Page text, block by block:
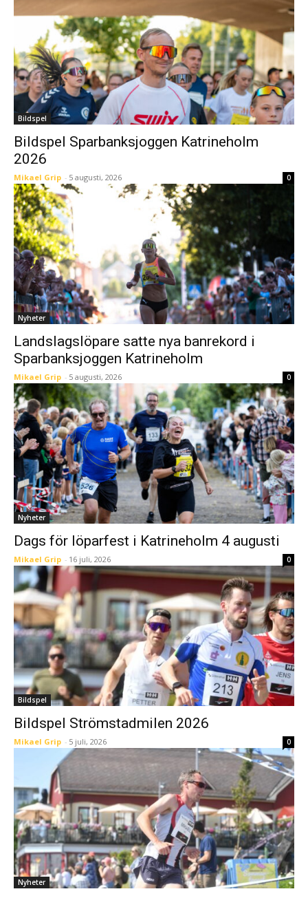
Bildspel
Bildspel Sparbanksjoggen Katrineholm
2026
Mikael Grip - 5 augusti, 2026 0
Nyheter
Landslagslöpare satte nya banrekord i
Sparbanksjoggen Katrineholm
Mikael Grip - 5 augusti, 2026 0
Nyheter
Dags för löparfest i Katrineholm 4 augusti
Mikael Grip - 16 juli, 2026 0
Bildspel
Bildspel Strömstadmilen 2026
Mikael Grip - 5 juli, 2026 0
Nyheter